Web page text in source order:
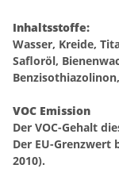
Inhaltsstoffe:
Wasser, Kreide,
Safloröl,
VOC Emission
Der VOC-Gehalt
Der EU-Grenzwert
2010).